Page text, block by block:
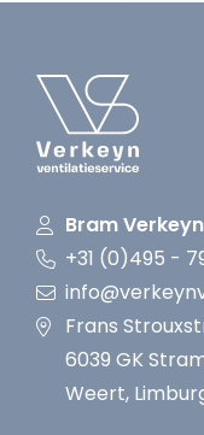
Bram Verkeyn
+31 (0)495 -
Frans
6039 GK
Weert,